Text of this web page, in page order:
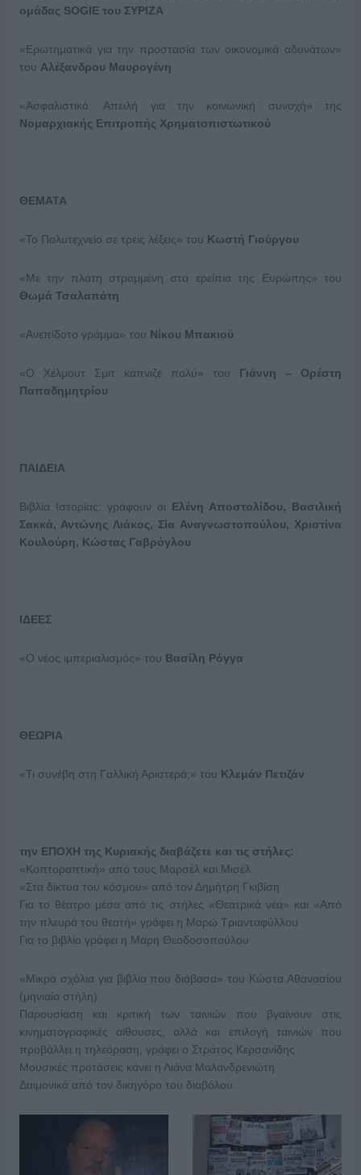
ομάδας SOGIE του ΣΥΡΙΖΑ
«Ερωτηματικά για την προστασία των οικονομικά αδυνάτων»
του Αλέξανδρου Μαυρογένη
«Ασφαλιστικό: Απειλή για την κοινωνική συνοχή» της
Νομαρχιακής Επιτροπής Χρηματοπιστωτικού
ΘΕΜΑΤΑ
«Το Πολυτεχνείο σε τρεις λέξεις» του Κωστή Γιούργου
«Με την πλάτη στραμμένη στα ερείπια της Ευρώπης» του
Θωμά Τσαλαπάτη
«Ανεπίδοτο γράμμα» του Νίκου Μπακιού
«Ο Χέλμουτ Σμιτ κάπνιζε πολύ» του Γιάννη – Ορέστη
Παπαδημητρίου
ΠΑΙΔΕΙΑ
Βιβλία Ιστορίας: γράφουν οι Ελένη Αποστολίδου, Βασιλική
Σακκά, Αντώνης Λιάκος, Σία Αναγνωστοπούλου, Χριστίνα
Κουλούρη, Κώστας Γαβρόγλου
ΙΔΕΕΣ
«Ο νέος ιμπεριαλισμός» του Βασίλη Ρόγγα
ΘΕΩΡΙΑ
«Τι συνέβη στη Γαλλική Αριστερά;» του Κλεμάν Πετιζάν
την ΕΠΟΧΗ της Κυριακής διαβάζετε και τις στήλες:
«Κοπτοραπτική» από τους Μαρσέλ και Μισέλ
«Στα δίκτυα του κόσμου» από τον Δημήτρη Γκιβίση
Για το θέατρο μέσα από τις στήλες «Θεατρικά νέα» και «Από
την πλευρά του θεατή» γράφει η Μαρώ Τριανταφύλλου
Για το βιβλίο γράφει η Μάρη Θεοδοσοπούλου
«Μικρά σχόλια για βιβλία που διάβασα» του Κώστα Αθανασίου
(μηνιαία στήλη)
Παρουσίαση και κριτική των ταινιών που βγαίνουν στις
κινηματογραφικές αίθουσες, αλλά και επιλογή ταινιών που
προβάλλει η τηλεόραση, γράφει ο Στράτος Κερσανίδης
Μουσικές προτάσεις κάνει η Λιάνα Μαλανδρενιώτη
Δαιμονικά από τον δικηγόρο του διαβόλου.